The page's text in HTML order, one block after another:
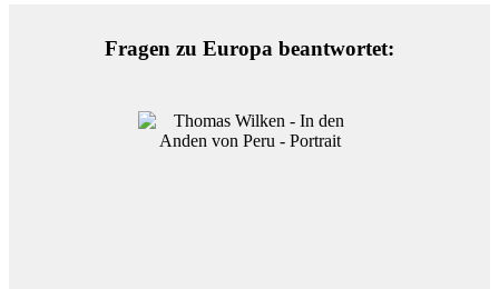
Fragen zu Europa beantwortet: